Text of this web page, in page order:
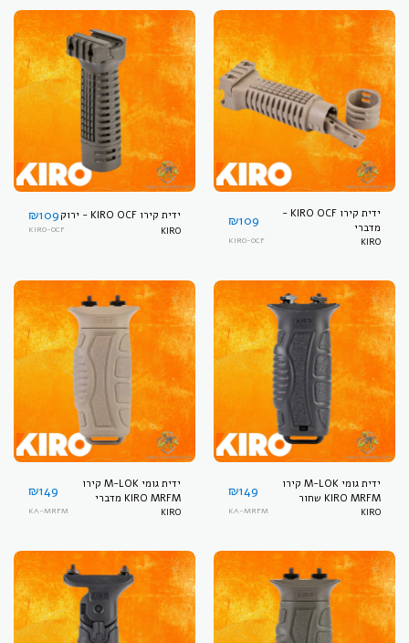
ידית קירו KIRO OCF -
מדברי
₪109
KIRO
KIRO-OCF
ידית קירו KIRO OCF - ירוק ₪109
KIRO
KIRO-OCF
ידית גומי M-LOK קירו
KIRO MRFM שחור
₪149
KIRO
KA-MRFM
ידית גומי M-LOK קירו
KIRO MRFM מדברי
₪149
KIRO
KA-MRFM